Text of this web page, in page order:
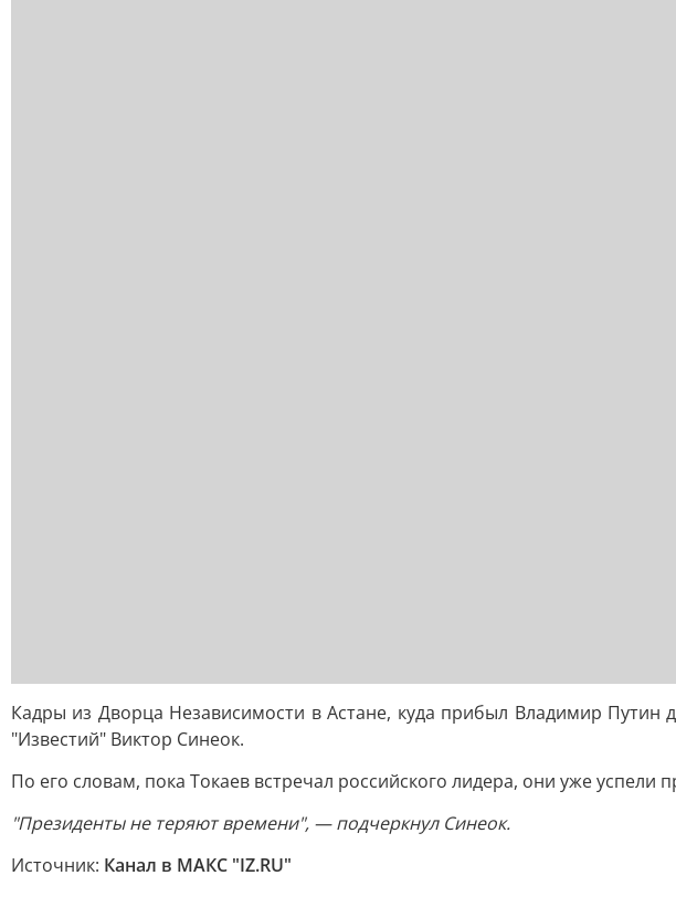
Кадры из Дворца Независимости в Астане, куда прибыл Владимир Путин
"Известий" Виктор Синеок.
По его словам, пока Токаев встречал российского лидера, они уже
"Президенты не теряют времени", — подчеркнул Синеок.
Источник: Канал в МАКС "IZ.RU"